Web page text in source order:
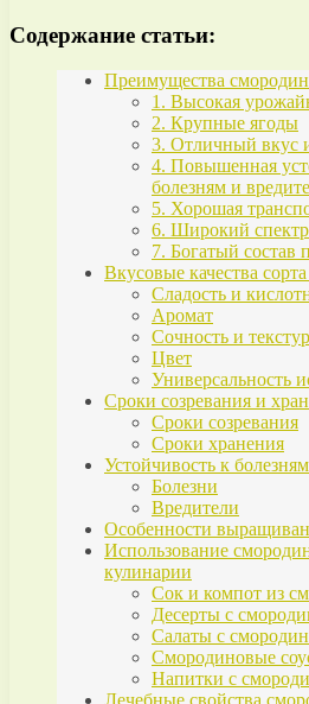
Содержание статьи:
Преимущества
1. Высокая
2. Крупные ягоды
3. Отличный вкус
4. Повышенная
болезням и
5. Хорошая
6. Широкий спектр
7. Богатый состав
Вкусовые качества
Сладость и
Аромат
Сочность и
Цвет
Универсальность
Сроки созревания и
Сроки созревания
Сроки хранения
Устойчивость к
Болезни
Вредители
Особенности
Использование
кулинарии
Сок и компот из
Десерты с
Салаты с
Смородиновые
Напитки с